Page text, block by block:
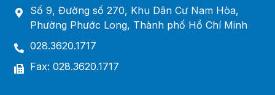
Số 9, Đường số 270, Khu Dân Cư Nam Hòa,
Phường Phước Long, Thành phố Hồ Chí Minh
028.3620.1717
Fax: 028.3620.1717